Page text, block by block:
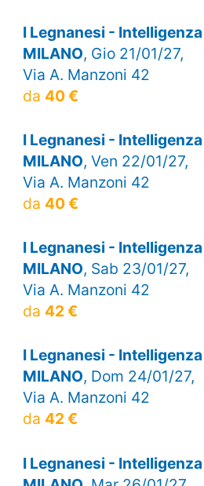
I Legnanesi -
MILANO, Gio 21/01/27,
Via A. Manzoni 42
da 40 €
I Legnanesi -
MILANO, Ven 22/01/27,
Via A. Manzoni 42
da 40 €
I Legnanesi -
MILANO, Sab 23/01/27,
Via A. Manzoni 42
da 42 €
I Legnanesi -
MILANO, Dom 24/01/27,
Via A. Manzoni 42
da 42 €
I Legnanesi -